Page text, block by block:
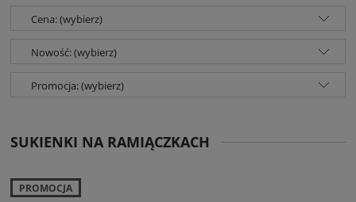
Cena: (wybierz)
Nowość: (wybierz)
Promocja: (wybierz)
SUKIENKI NA RAMIĄCZKACH
PROMOCJA